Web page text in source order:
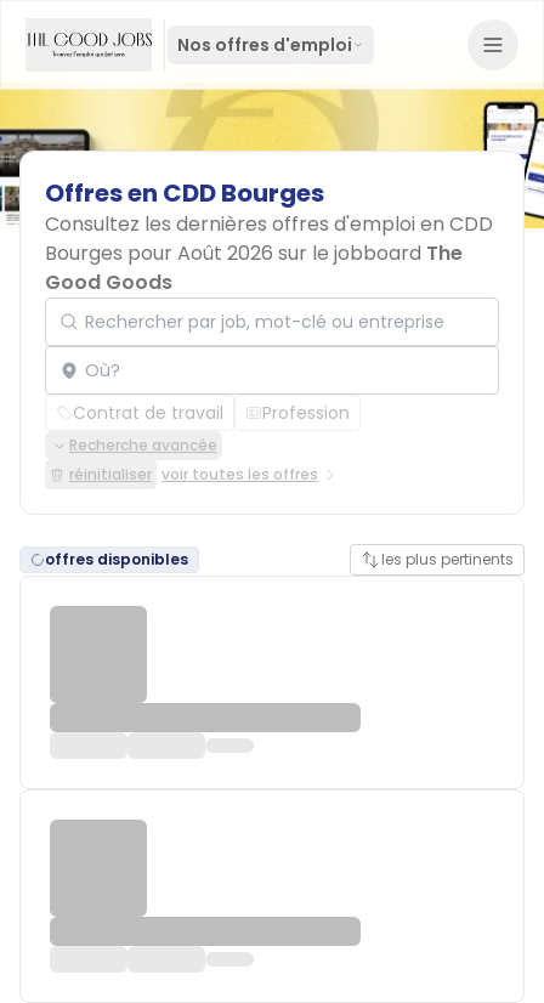
Nos offres d'emploi
Offresen CDDBourges
Consultez les dernières offres d'emploi en CDD
Bourges pour Août 2026 sur le jobboard The
Good Goods
Rechercher par job, mot-clé ou entreprise
Localisation
Contrat de travail Profession
Recherche avancée
réinitialiser voir toutes les offres
offres disponibles les plus pertinents